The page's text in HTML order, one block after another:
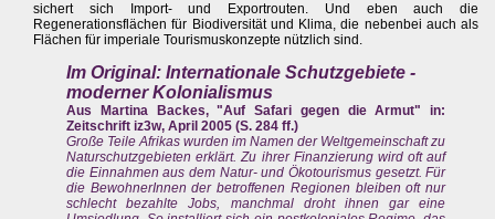
sichert sich Import- und Exportrouten. Und eben auch die
Regenerationsflächen für Biodiversität und Klima, die nebenbei auch als
Flächen für imperiale Tourismuskonzepte nützlich sind.
Im Original: Internationale Schutzgebiete -
moderner Kolonialismus
Aus Martina Backes, "Auf Safari gegen die Armut" in:
Zeitschrift iz3w, April 2005 (S. 284 ff.)
Große Teile Afrikas wurden im Namen der Weltgemeinschaft zu
Naturschutzgebieten erklärt. Zu ihrer Finanzierung wird oft auf
die Einnahmen aus dem Natur- und Ökotourismus gesetzt. Für
die BewohnerInnen der betroffenen Regionen bleiben oft nur
schlecht bezahlte Jobs, manchmal droht ihnen gar eine